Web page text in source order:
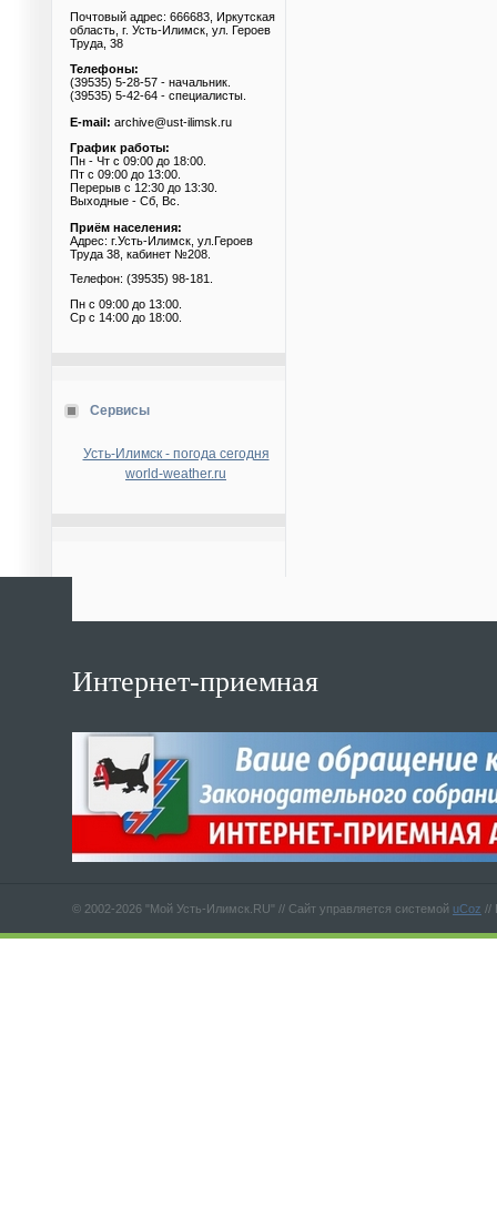
Почтовый адрес: 666683, Иркутская
область, г. Усть-Илимск, ул. Героев
Труда, 38
Телефоны:
(39535) 5-28-57 - начальник.
(39535) 5-42-64 - специалисты.
E-mail: archive@ust-ilimsk.ru
График работы:
Пн - Чт с 09:00 до 18:00.
Пт с 09:00 до 13:00.
Перерыв с 12:30 до 13:30.
Выходные - Сб, Вс.
Приём населения:
Адрес: г.Усть-Илимск, ул.Героев
Труда 38, кабинет №208.
Телефон: (39535) 98-181.
Пн с 09:00 до 13:00.
Ср с 14:00 до 18:00.
Сервисы
Усть-Илимск - погода сегодня
world-weather.ru
Интернет-приемная
© 2002-2026 "Мой Усть-Илимск.RU" // Сайт управляется системой uCoz //